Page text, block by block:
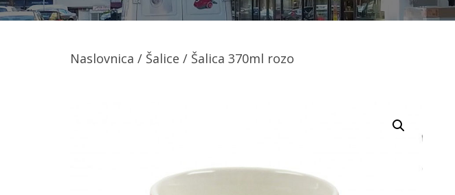
Naslovnica / Šalice / Šalica 370ml rozo